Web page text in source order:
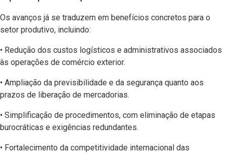
Os avanços já se traduzem em benefícios concretos para o
setor produtivo, incluindo:
• Redução dos custos logísticos e administrativos associados
às operações de comércio exterior.
• Ampliação da previsibilidade e da segurança quanto aos
prazos de liberação de mercadorias.
• Simplificação de procedimentos, com eliminação de etapas
burocráticas e exigências redundantes.
• Fortalecimento da competitividade internacional das